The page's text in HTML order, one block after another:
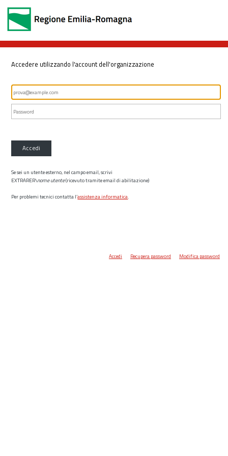
Accedere utilizzando l'account dell'organizzazione
Accedi
Se sei un utente esterno, nel campo email, scrivi
EXTRARER\nome utente(ricevuto tramite email di abilitazione)
Per problemi tecnici contatta l’assistenza informatica.
Accedi Recupera password Modifica password